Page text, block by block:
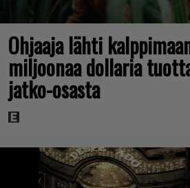
Ohjaaja lähti
miljoonaa dollaria
jatko-osasta